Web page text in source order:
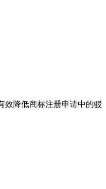
效降低商标注册申请中的驳